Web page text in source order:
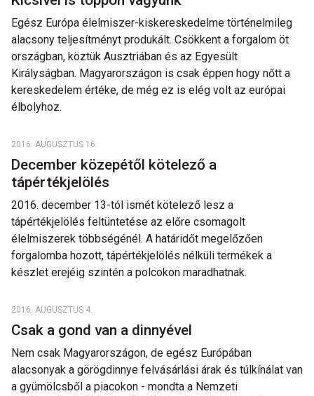
Egész Európa élelmiszer-kiskereskedelme történelmileg
alacsony teljesítményt produkált. Csökkent a forgalom öt
országban, köztük Ausztriában és az Egyesült
Királyságban. Magyarországon is csak éppen hogy nőtt a
kereskedelem értéke, de még ez is elég volt az európai
élbolyhoz.
2016. AUGUSZTUS 16.
December közepétől kötelező a
tápértékjelölés
2016. december 13-tól ismét kötelező lesz a
tápértékjelölés feltüntetése az előre csomagolt
élelmiszerek többségénél. A határidőt megelőzően
forgalomba hozott, tápértékjelölés nélküli termékek a
készlet erejéig szintén a polcokon maradhatnak.
2016. AUGUSZTUS 4.
Csak a gond van a dinnyével
Nem csak Magyarországon, de egész Európában
alacsonyak a görögdinnye felvásárlási árak és túlkínálat van
a gyümölcsből a piacokon - mondta a Nemzeti